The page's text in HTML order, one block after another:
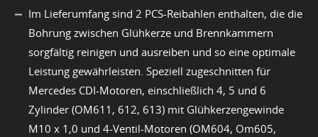
Im Lieferumfang sind 2 PCS-Reibahlen enthalten, die die
Bohrung zwischen Glühkerze und Brennkammern
sorgfältig reinigen und ausreiben und so eine optimale
Leistung gewährleisten. Speziell zugeschnitten für
Mercedes CDI-Motoren, einschließlich 4, 5 und 6
Zylinder (OM611, 612, 613) mit Glühkerzengewinde
M10 x 1,0 und 4-Ventil-Motoren (OM604, Om605,